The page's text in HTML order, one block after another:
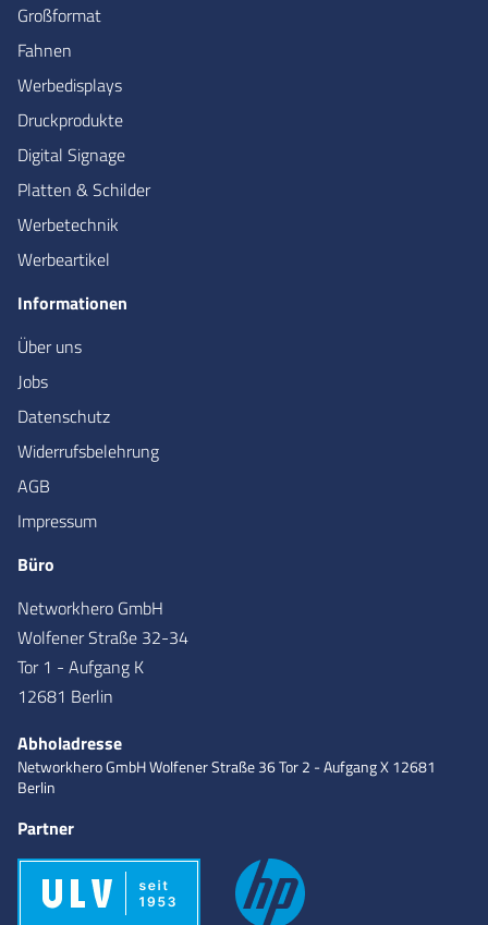
Großformat
Fahnen
Werbedisplays
Druckprodukte
Digital Signage
Platten & Schilder
Werbetechnik
Werbeartikel
Informationen
Über uns
Jobs
Datenschutz
Widerrufsbelehrung
AGB
Impressum
Büro
Networkhero GmbH
Wolfener Straße 32-34
Tor 1 - Aufgang K
12681 Berlin
Abholadresse
Networkhero GmbHWolfener Straße 36Tor 2 - Aufgang X12681
Berlin
Partner